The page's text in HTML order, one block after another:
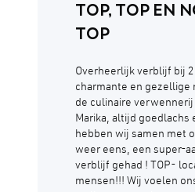
TOP, TOP EN
TOP
Overheerlijk verblijf bij
charmante en gezellige
de culinaire verwennerij
Marika, altijd goedlachs
hebben wij samen met
weer eens, een super-
verblijf gehad ! TOP-
mensen!!! Wij voelen